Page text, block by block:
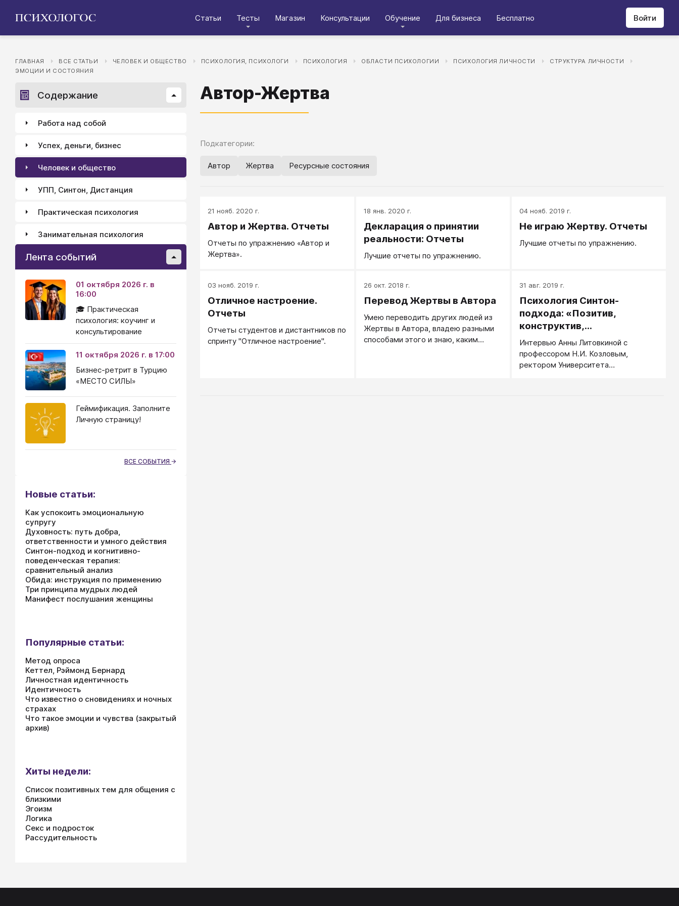
Статьи Тесты Магазин Консультации Обучение Для бизнеса Бесплатно Войти
ГЛАВНАЯ ВСЕ СТАТЬИ ЧЕЛОВЕК И ОБЩЕСТВО ПСИХОЛОГИЯ, ПСИХОЛОГИ ПСИХОЛОГИЯ ОБЛАСТИ ПСИХОЛОГИИ ПСИХОЛОГИЯ ЛИЧНОСТИ
СТРУКТУРА ЛИЧНОСТИ
ЭМОЦИИ И СОСТОЯНИЯ
Автор-Жертва
Подкатегории:
Автор Жертва Ресурсные состояния
21 нояб. 2020 г.
Автор и Жертва. Отчеты
Отчеты по упражнению «Автор и
Жертва».
18 янв. 2020 г.
Декларация о принятии
реальности: Отчеты
Лучшие отчеты по упражнению.
04 нояб. 2019 г.
Не играю Жертву. Отчеты
Лучшие отчеты по упражнению.
03 нояб. 2019 г.
Отличное настроение.
Отчеты
Отчеты студентов и дистантников по
спринту "Отличное настроение".
26 окт. 2018 г.
Перевод Жертвы в Автора
Умею переводить других людей из
Жертвы в Автора, владею разными
способами этого и знаю, каким
31 авг. 2019 г.
Психология Синтон-
подхода: «Позитив,
конструктив,
ответственность»
Интервью Анны Литовкиной с
профессором Н.И. Козловым,
ректором Университета
Содержание
Работа над собой
Успех, деньги, бизнес
Человек и общество
УПП, Синтон, Дистанция
Практическая психология
Занимательная психология
Лента событий
01 октября 2026 г. в
16:00
🎓 Практическая
психология: коучинг и
консультирование
11 октября 2026 г. в 17:00
Бизнес-ретрит в Турцию
«МЕСТО СИЛЫ»
Геймификация. Заполните
Личную страницу!
ВСЕ СОБЫТИЯ
Новые статьи:
Как успокоить эмоциональную
супругу
Духовность: путь добра,
ответственности и умного действия
Синтон-подход и когнитивно-
поведенческая терапия:
сравнительный анализ
Обида: инструкция по применению
Три принципа мудрых людей
Манифест послушания женщины
Популярные статьи:
Метод опроса
Кеттел, Рэймонд Бернард
Личностная идентичность
Идентичность
Что известно о сновидениях и ночных
страхах
Что такое эмоции и чувства (закрытый
архив)
Хиты недели:
Список позитивных тем для общения с
близкими
Эгоизм
Логика
Секс и подросток
Рассудительность